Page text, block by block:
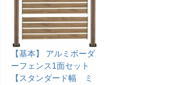
【基本】 アルミボーダ
ーフェンス1面セット
【スタンダード幅 ミ